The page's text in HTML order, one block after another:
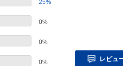
25%
0%
0%
0% レビュ